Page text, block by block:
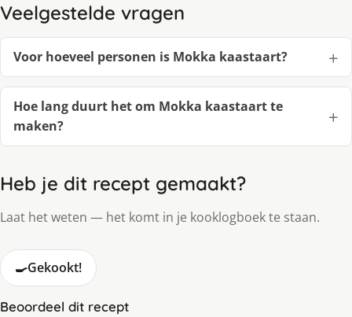
Veelgestelde vragen
Voor hoeveel personen is Mokka kaastaart?
Hoe lang duurt het om Mokka kaastaart te
maken?
Heb je dit recept gemaakt?
Laat het weten — het komt in je kooklogboek te staan.
🍳Gekookt!
Beoordeel dit recept